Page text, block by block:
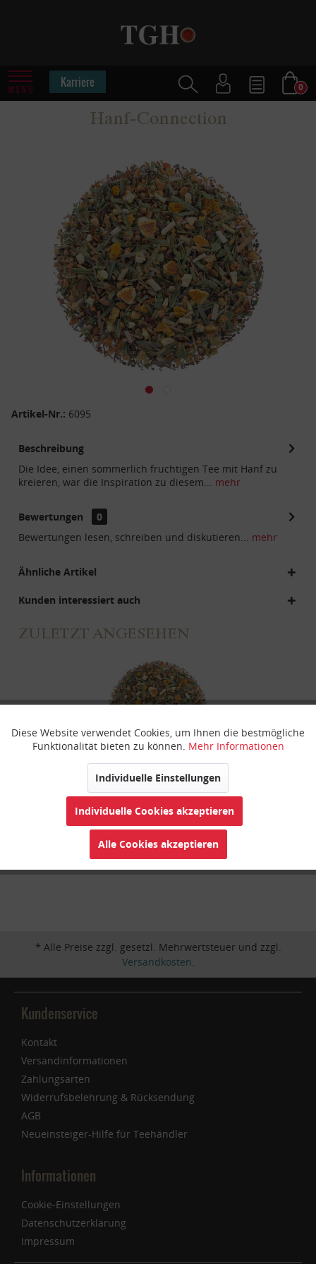
MENÜ Karriere 0
Hanf-Connection
Artikel-Nr.: 6095
Beschreibung
Die Idee, einen sommerlich fruchtigen Tee mit Hanf zu
kreieren, war die Inspiration zu diesem... mehr
Bewertungen
0
Bewertungen lesen, schreiben und diskutieren... mehr
Ähnliche Artikel
Kunden interessiert auch
ZULETZT ANGESEHEN
Hanf-Connection
* Alle Preise zzgl. gesetzl. Mehrwertsteuer und zzgl.
Versandkosten.
Kundenservice
Kontakt
Versandinformationen
Zahlungsarten
Widerrufsbelehrung & Rücksendung
AGB
Neueinsteiger-Hilfe für Teehändler
Informationen
Cookie-Einstellungen
Datenschutzerklärung
Impressum
Funktionale Aktiv
Inaktiv
Inaktiv
Personalisierung Inaktiv
Diese Website verwendet Cookies, um Ihnen die bestmögliche
Funktionalität bieten zu können. Mehr Informationen
Individuelle Einstellungen
Individuelle Cookies akzeptieren
Alle Cookies akzeptieren